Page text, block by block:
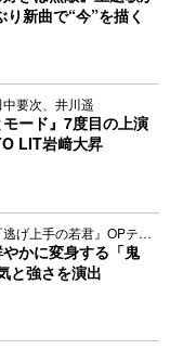
新曲で“今”を描く
要次、井川遥
ード』7度目の上演
LIT岩﨑大昇
げ上手の若君』OPテー
かに変身する「鬼
と強さを演出